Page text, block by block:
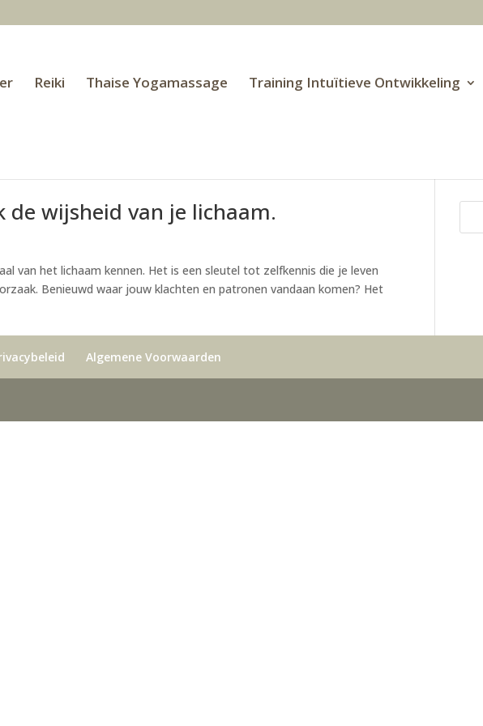
Reiki Thaise Yogamassage Training Intuïtieve Ontwikkeling
wijsheid van je lichaam.
van het lichaam kennen. Het is een sleutel tot zelfkennis die je leven
Benieuwd waar jouw klachten en patronen vandaan komen? Het
Algemene Voorwaarden